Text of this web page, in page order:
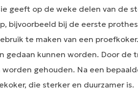
geeft op de weke delen van de
bijvoorbeeld bij de eerste
te maken van een
gedaan kunnen worden. Door de
gehouden. Na een
die sterker en duurzamer is.